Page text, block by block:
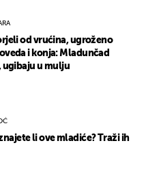
od vrućina, ugroženo
i konja: Mladunčad
ugibaju u mulju
li ove mladiće? Traži ih